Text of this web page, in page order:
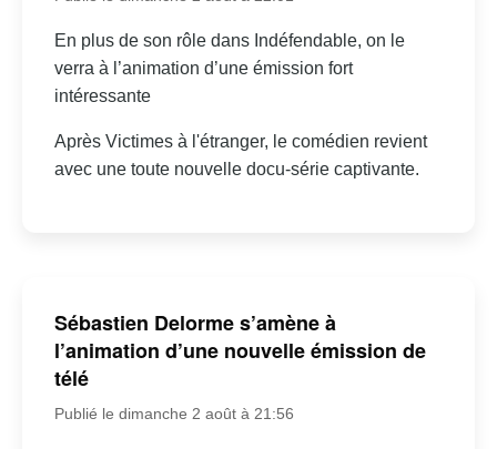
En plus de son rôle dans Indéfendable, on le
verra à l’animation d’une émission fort
intéressante
Après Victimes à l'étranger, le comédien revient
avec une toute nouvelle docu-série captivante.
Sébastien Delorme s’amène à
l’animation d’une nouvelle émission de
télé
Publié le dimanche 2 août à 21:56